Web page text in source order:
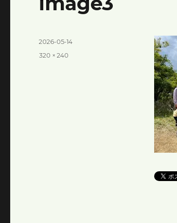
投
2026-05-14
フ
320 × 240